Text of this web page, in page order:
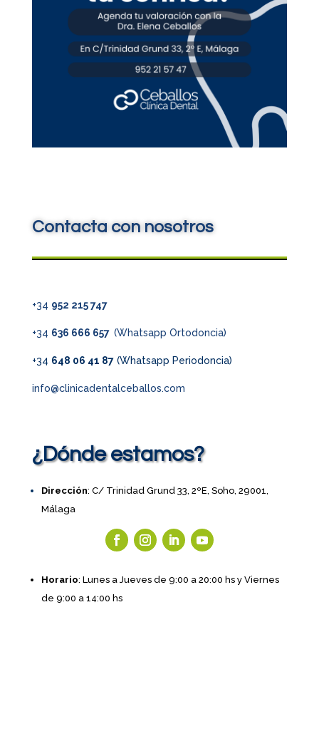
Contacta con nosotros
+34 952 215 747
+34 636 666 657 (Whatsapp Ortodoncia)
+34 648 06 41 87(Whatsapp Periodoncia)
info@clinicadentalceballos.com
¿Dónde estamos?
Dirección: C/ Trinidad Grund 33, 2ºE, Soho, 29001,
Málaga
Horario: Lunes a Jueves de 9:00 a 20:00 hs y Viernes
de 9:00 a 14:00 hs